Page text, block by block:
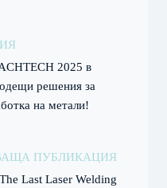
2025 в
решения за
на метали!
ПУБЛИКАЦИЯ
Last Laser Welding